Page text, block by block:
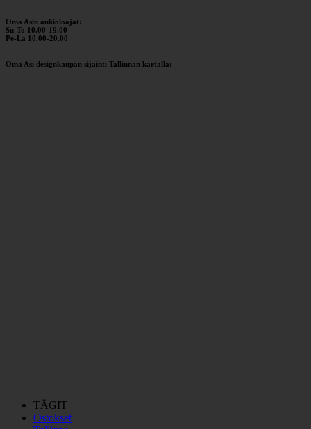
Oma Asin aukioloajat:
Su-To 10.00-19.00
Pe-La 10.00-20.00
Oma Asi designkaupan sijainti Tallinnan kartalla:
TÄGIT
Ostokset